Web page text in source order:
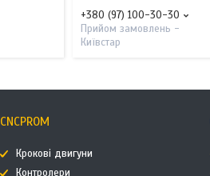
+380 (97) 100-30-30
Прийом замовлень -
Київстар
CNCPROM
Крокові двигуни
Контролери